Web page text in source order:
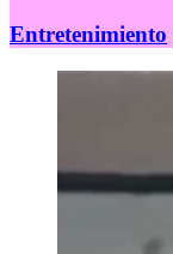
Entretenimiento